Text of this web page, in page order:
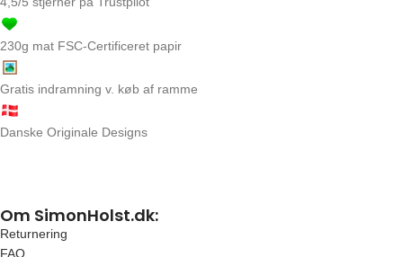
230g mat FSC-Certificeret papir
Gratis indramning v. køb af ramme
Danske Originale Designs
Om SimonHolst.dk:
Returnering
FAQ